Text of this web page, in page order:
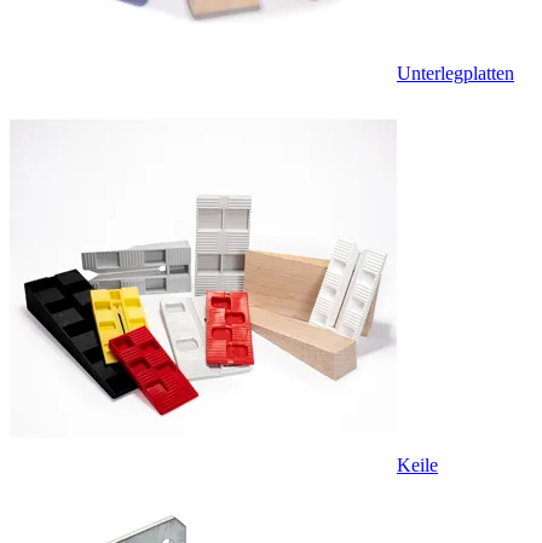
Unterlegplatten
Keile